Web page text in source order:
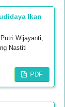
Ikan
Wijayanti,
Nastiti
PDF